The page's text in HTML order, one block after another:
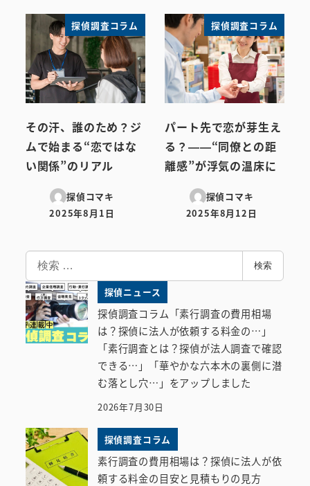
探偵調査コラム
その汗、誰のため？ジ
ムで始まる“恋ではな
い関係”のリアル
探偵コマキ
投稿日
2025年8月1日
探偵調査コラム
パート先で恋が芽生え
る？——“同僚との距
離感”が浮気の温床に
探偵コマキ
投稿日
2025年8月12日
検
索
検索
探偵ニュース
探偵調査コラム「素行調査の費用相場
は？探偵に法人が依頼する料金の…」
「素行調査とは？探偵が法人調査で確認
できる…」「華やかな六本木の裏側に潜
む落とし穴…」をアップしました
2026年7月30日
探偵調査コラム
素行調査の費用相場は？探偵に法人が依
頼する料金の目安と見積もりの見方